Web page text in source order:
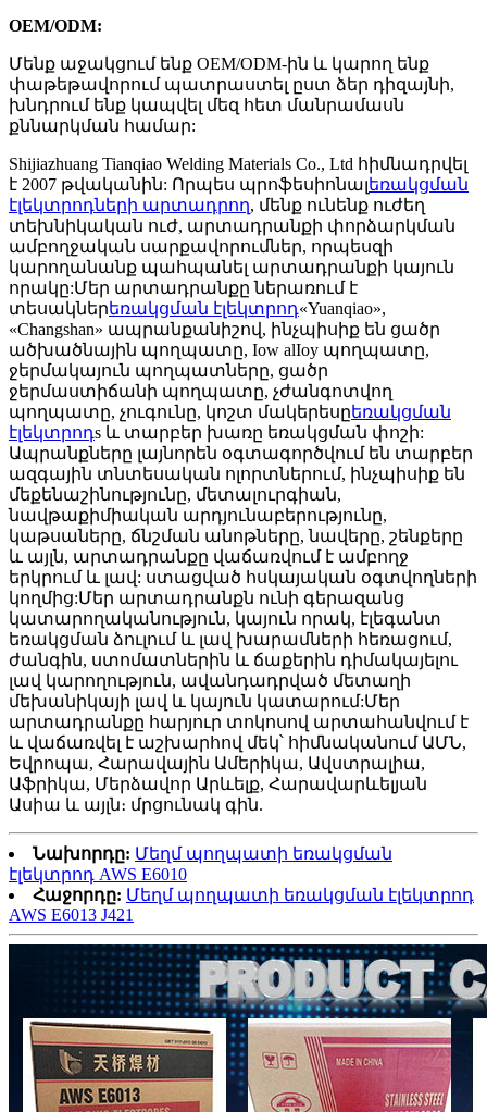
OEM/ODM:
Մենք աջակցում ենք OEM/ODM-ին և կարող ենք
փաթեթավորում պատրաստել ըստ ձեր դիզայնի,
խնդրում ենք կապվել մեզ հետ մանրամասն
քննարկման համար:
Shijiazhuang Tianqiao Welding Materials Co., Ltd հիմնադրվել
է 2007 թվականին: Որպես պրոֆեսիոնալեռակցման
էլեկտրոդների արտադրող, մենք ունենք ուժեղ
տեխնիկական ուժ, արտադրանքի փորձարկման
ամբողջական սարքավորումներ, որպեսզի
կարողանանք պահպանել արտադրանքի կայուն
որակը:Մեր արտադրանքը ներառում է
տեսակներեռակցման էլեկտրոդ«Yuanqiao»,
«Changshan» ապրանքանիշով, ինչպիսիք են ցածր
ածխածնային պողպատը, Iow alIoy պողպատը,
ջերմակայուն պողպատները, ցածր
ջերմաստիճանի պողպատը, չժանգոտվող
պողպատը, չուգունը, կոշտ մակերեսըեռակցման
էլեկտրոդs և տարբեր խառը եռակցման փոշի:
Ապրանքները լայնորեն օգտագործվում են տարբեր
ազգային տնտեսական ոլորտներում, ինչպիսիք են
մեքենաշինությունը, մետալուրգիան,
նավթաքիմիական արդյունաբերությունը,
կաթսաները, ճնշման անոթները, նավերը, շենքերը
և այլն, արտադրանքը վաճառվում է ամբողջ
երկրում և լավ: ստացված հսկայական օգտվողների
կողմից:Մեր արտադրանքն ունի գերազանց
կատարողականություն, կայուն որակ, էլեգանտ
եռակցման ձուլում և լավ խարամների հեռացում,
ժանգին, ստոմատներին և ճաքերին դիմակայելու
լավ կարողություն, ավանդադրված մետաղի
մեխանիկայի լավ և կայուն կատարում:Մեր
արտադրանքը հարյուր տոկոսով արտահանվում է
և վաճառվել է աշխարհով մեկ՝ հիմնականում ԱՄՆ,
Եվրոպա, Հարավային Ամերիկա, Ավստրալիա,
Աֆրիկա, Մերձավոր Արևելք, Հարավարևելյան
Ասիա և այլն։ մրցունակ գին.
Նախորդը: Մեղմ պողպատի եռակցման
էլեկտրոդ AWS E6010
Հաջորդը: Մեղմ պողպատի եռակցման էլեկտրոդ
AWS E6013 J421